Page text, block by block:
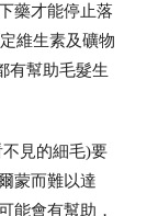
藥才能停止落
維生素及礦物
有幫助毛髮生
見的細毛)要
蒙而難以達
能會有幫助，